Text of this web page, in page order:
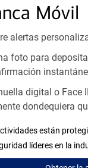
Móvil
alertas
foto para
digital o Face
dondequiera
están
líderes en la